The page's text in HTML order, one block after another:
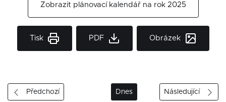
Zobrazit plánovací kalendář na rok 2025
Tisk PDF Obrázek
Předchozí Dnes Následující